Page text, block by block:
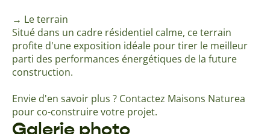
→ Le terrain
Situé dans un cadre résidentiel calme, ce terrain
profite d'une exposition idéale pour tirer le meilleur
parti des performances énergétiques de la future
construction.
Envie d'en savoir plus ? Contactez Maisons Naturea
pour co-construire votre projet.
Galerie photo